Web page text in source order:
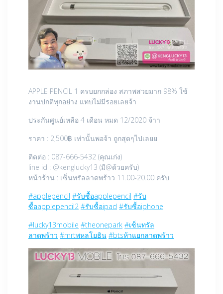
APPLE PENCIL 1 ครบยกกล่อง สภาพสวยมาก 98% ใช้
งานปกติทุกอย่าง แทบไม่มีรอยเลยจ้า
ประกันศูนย์เหลือ 4 เดือน หมด 12/2020 จ้าา
ราคา : 2,500฿ เท่านั้นพอจ้า ถูกสุดๆไปเลยย
ติดต่อ : 087-666-5432 (คุณเก่ง)
line id : @kenglucky13 (มี@ด้วยครับ)
หน้าร้าน : เซ็นทรัลลาดพร้าว 11.00-20.00 ครับ
#applepencil #รับซื้อapplepencil #รับ
ซื้อapplepencil2 #รับซื้อipad #รับซื้อiphone
#lucky13mobile #theonepark #เซ็นทรัล
ลาดพร้าว #mrtพหลโยธิน #btsห้าแยกลาดพร้าว